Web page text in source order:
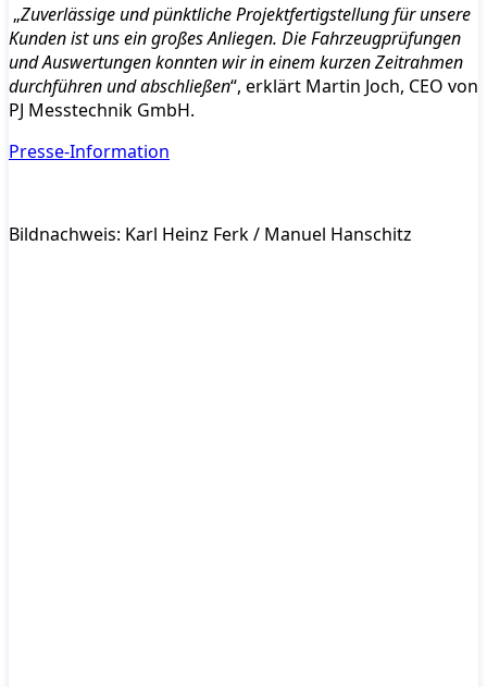
„Zuverlässige und pünktliche Projektfertigstellung für unsere
Kunden ist uns ein großes Anliegen. Die Fahrzeugprüfungen
und Auswertungen konnten wir in einem kurzen Zeitrahmen
durchführen und abschließen“, erklärt Martin Joch, CEO von
PJ Messtechnik GmbH.
Presse-Information
Bildnachweis: Karl Heinz Ferk / Manuel Hanschitz